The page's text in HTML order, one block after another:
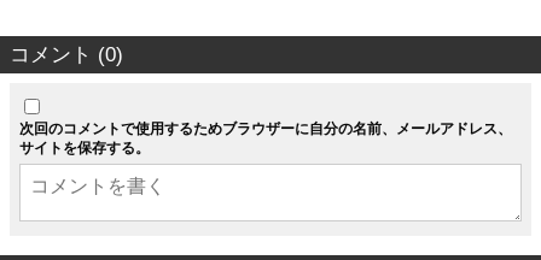
コメント (0)
次回のコメントで使用するためブラウザーに自分の名前、メールアドレス、
サイトを保存する。